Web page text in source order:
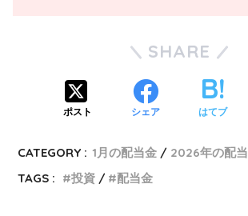
SHARE
ポスト シェア はてブ
CATEGORY : 1月の配当金
2026年の配当
TAGS :
投資 配当金